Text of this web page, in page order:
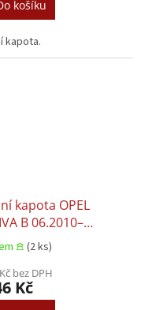
košíku
kapota.
kapota OPEL
B 06.2010–
𖠿(2 ks)
bez DPH
Kč